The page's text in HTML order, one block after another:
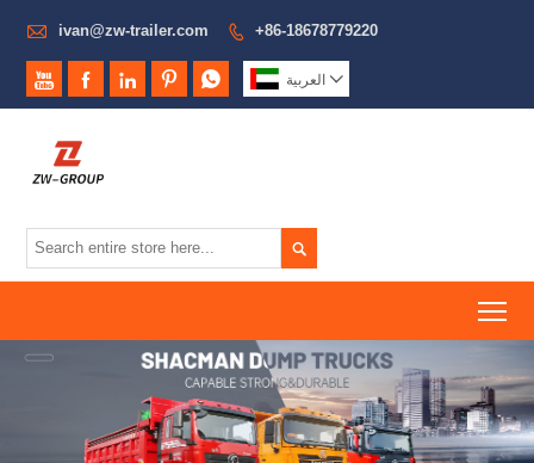
 ivan@zw-trailer.com  +86-18678779220
     العربية 
